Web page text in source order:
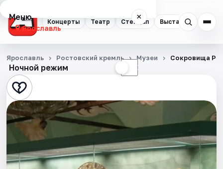
Концерты Театр Стендап Выставки
Меню ×
Ярославль
Концерты
Театр
Стендап
Выставки
Квесты
Ночной режим ☾
Ярославль Ростовский кремль Музеи Сокровища